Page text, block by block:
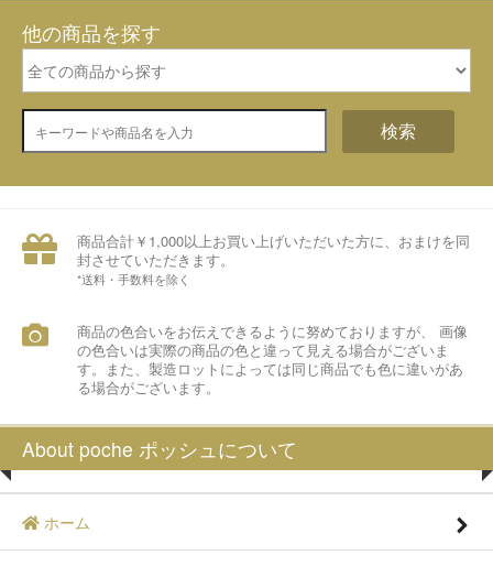
他の商品を探す
検索
商品合計￥1,000以上お買い上げいただいた方に、おまけを同
封させていただきます。
*送料・手数料を除く
商品の色合いをお伝えできるように努めておりますが、 画像
の色合いは実際の商品の色と違って見える場合がございま
す。また、製造ロットによっては同じ商品でも色に違いがあ
る場合がございます。
About poche ポッシュについて
ホーム